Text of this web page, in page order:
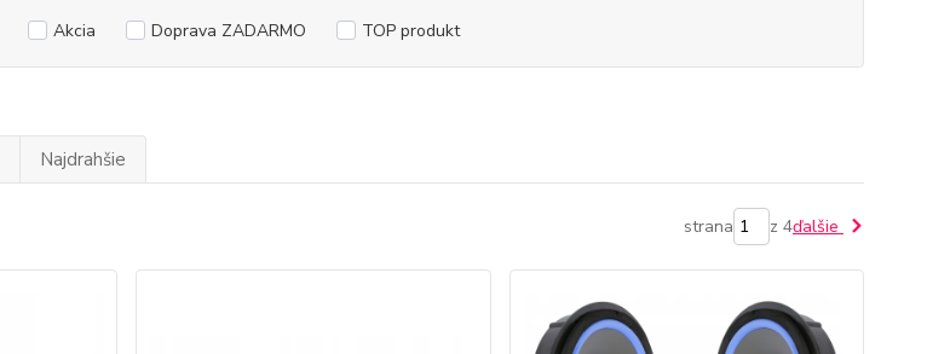
Akcia Doprava ZADARMO TOP produkt
Najdrahšie
strana z 4ďalšie